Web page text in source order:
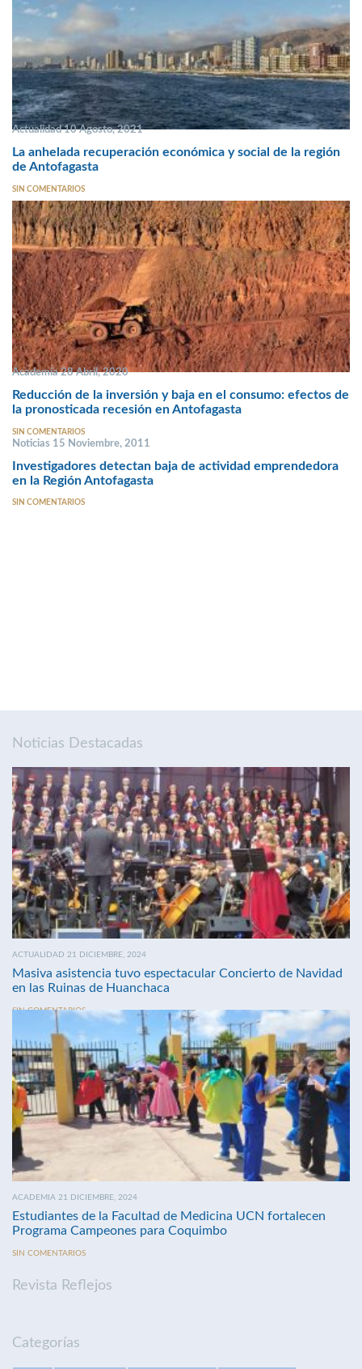
Actualidad 10 Agosto, 2021
La anhelada recuperación económica y social de la región
de Antofagasta
SIN COMENTARIOS
Academia 28 Abril, 2020
Reducción de la inversión y baja en el consumo: efectos de
la pronosticada recesión en Antofagasta
SIN COMENTARIOS
Noticias 15 Noviembre, 2011
Investigadores detectan baja de actividad emprendedora
en la Región Antofagasta
SIN COMENTARIOS
Noticias Destacadas
ACTUALIDAD 21 DICIEMBRE, 2024
Masiva asistencia tuvo espectacular Concierto de Navidad
en las Ruinas de Huanchaca
SIN COMENTARIOS
ACADEMIA 21 DICIEMBRE, 2024
Estudiantes de la Facultad de Medicina UCN fortalecen
Programa Campeones para Coquimbo
SIN COMENTARIOS
Revista Reflejos
Categorías